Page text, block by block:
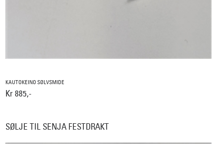
KAUTOKEINO SØLVSMIDE
Kr 885,-
SØLJE TIL SENJA FESTDRAKT